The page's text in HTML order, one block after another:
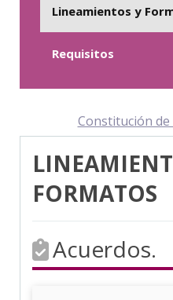
Lineamientos y
Requisitos
Constitución
FORMATOS
Acuerdos.